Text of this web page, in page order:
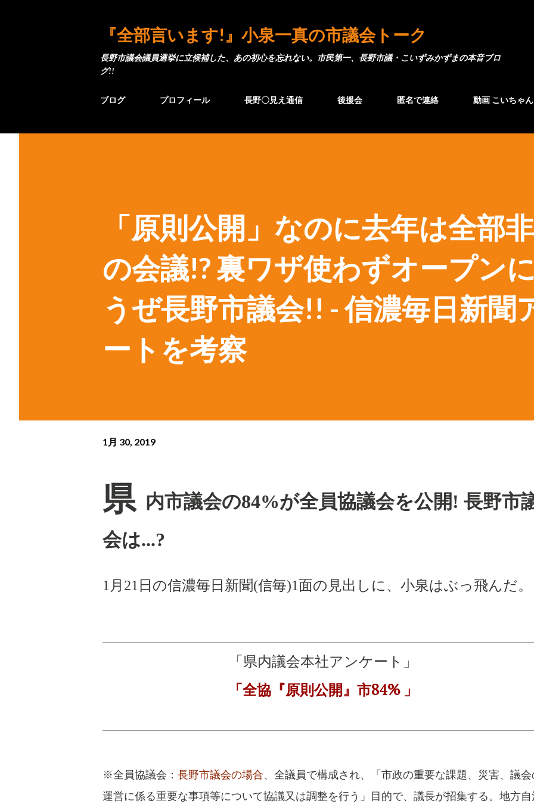
『全部言います!』小泉一真の市議会トーク
長野市議会議員選挙に立候補した、あの初心を忘れない。市民第一、長野市議・こいずみかずまの本音ブロ
グ!!
ブログ プロフィール 長野〇見え通信 後援会 匿名で連絡 動画 こいちゃ
「原則公開」なのに去年は全部
の会議!? 裏ワザ使わずオープン
うぜ長野市議会!! - 信濃毎日新聞
ートを考察
1月 30, 2019
県 内市議会の84%が全員協議会を公開! 長野市
会は...?
1 月 21 日の信濃毎日新聞(信毎)1面の見出しに、小泉はぶっ飛んだ。
「県内議会本社アンケート」
「全協『原則公開』市84% 」
※全員協議会： 長野市議会の場合、全議員で構成され、「市政の重要な課題、災害、議会
運営に係る重要な事項等について協議又は調整を行う」目的で、議長が招集する。地方自